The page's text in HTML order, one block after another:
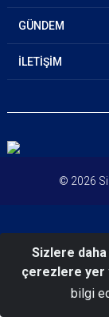
GÜNDEM
İLETİŞİM
© 2026
Sizlere
çerezlere yer
bilgi